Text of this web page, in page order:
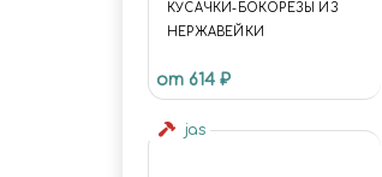
КУСАЧКИ-БОКОРЕЗЫ ИЗ
НЕРЖАВЕЙКИ
от 614 ₽
jas